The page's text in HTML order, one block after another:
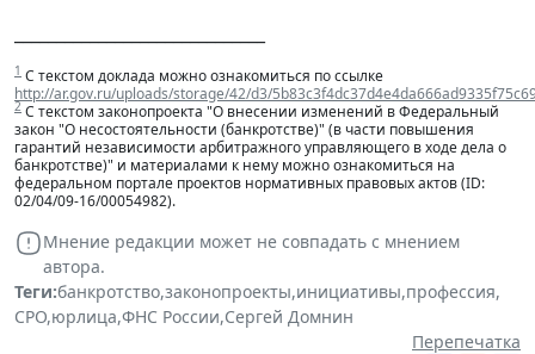
1 С текстом доклада можно ознакомиться по ссылке
http://ar.gov.ru/uploads/storage/42/d3/
2 С текстом законопроекта "О внесении изменений в Федеральный
закон "О несостоятельности (банкротстве)" (в части повышения
гарантий независимости арбитражного управляющего в ходе дела о
банкротстве)" и материалами к нему можно ознакомиться на
федеральном портале проектов нормативных правовых актов (ID:
02/04/09-16/00054982).
Мнение редакции может не совпадать с мнением
автора.
Теги:банкротство,законопроекты,инициативы,профессия,
СРО,юрлица,ФНС России,Сергей Домнин
Перепечатка